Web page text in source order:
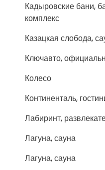
Кадыровские бани,
комплекс
Казацкая слобода,
Ключавто,
Колесо
Континенталь,
Лабиринт,
Лагуна, сауна
Лагуна, сауна